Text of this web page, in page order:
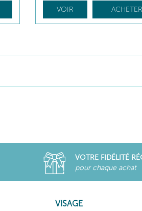
VOIR ACHETER
VOTRE FIDÉLITÉ
pour chaque achat
VISAGE